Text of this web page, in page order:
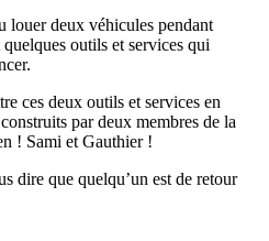
louer deux véhicules pendant
outils et services qui
ces deux outils et services en
par deux membres de la
! Sami et Gauthier !
dire que quelqu’un est de retour